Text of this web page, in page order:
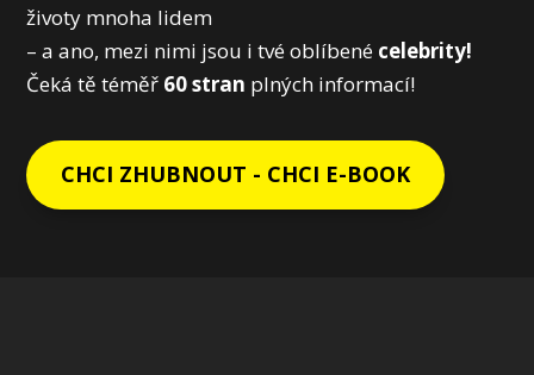
životy mnoha lidem
– a ano, mezi nimi jsou i tvé oblíbené celebrity!
Čeká tě téměř 60 stran plných informací!
CHCI ZHUBNOUT - CHCI E-BOOK